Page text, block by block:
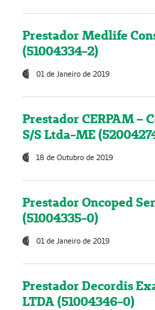
Prestador Medlife
(51004334-2)
01 de Janeiro de 2019
Prestador CERPAM –
S/S Ltda-ME
18 de Outubro de 2019
Prestador Oncoped
(51004335-0)
01 de Janeiro de 2019
Prestador Decordis
LTDA (51004346-0)